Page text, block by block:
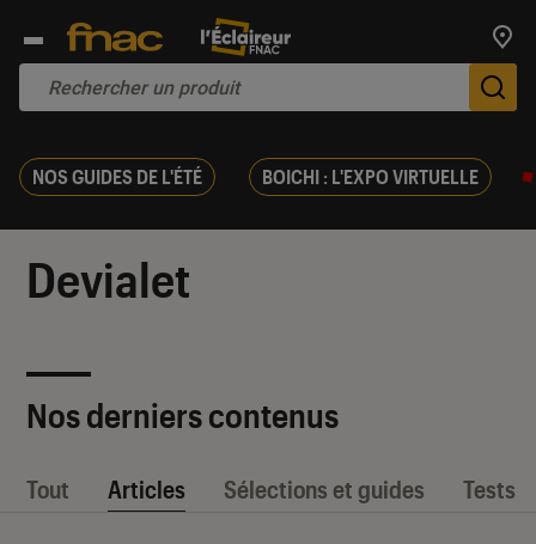
NOS GUIDES DE L'ÉTÉ BOICHI : L'EXPO VIRTUELLE
Devialet
Nos derniers contenus
Tout Articles Sélections et guides Tests